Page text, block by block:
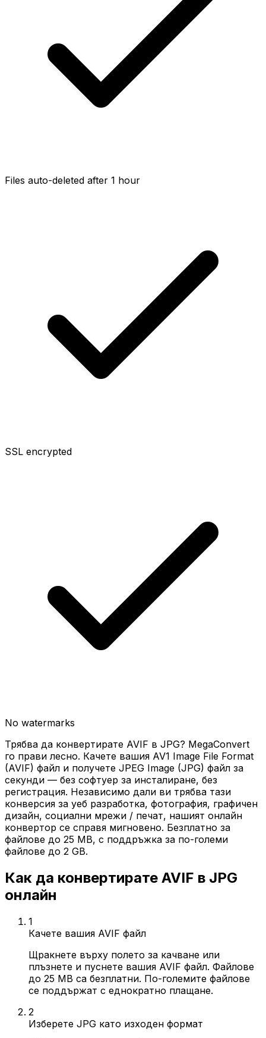
Files auto-deleted after 1 hour
SSL encrypted
No watermarks
Трябва да конвертирате AVIF в JPG? MegaConvert
го прави лесно. Качете вашия AV1 Image File Format
(AVIF) файл и получете JPEG Image (JPG) файл за
секунди — без софтуер за инсталиране, без
регистрация. Независимо дали ви трябва тази
конверсия за уеб разработка, фотография, графичен
дизайн, социални мрежи / печат, нашият онлайн
конвертор се справя мигновено. Безплатно за
файлове до 25 MB, с поддръжка за по-големи
файлове до 2 GB.
Как да конвертирате AVIF в JPG
онлайн
1
Качете вашия AVIF файл
Щракнете върху полето за качване или
плъзнете и пуснете вашия AVIF файл. Файлове
до 25 MB са безплатни. По-големите файлове
се поддържат с еднократно плащане.
2
Изберете JPG като изходен формат